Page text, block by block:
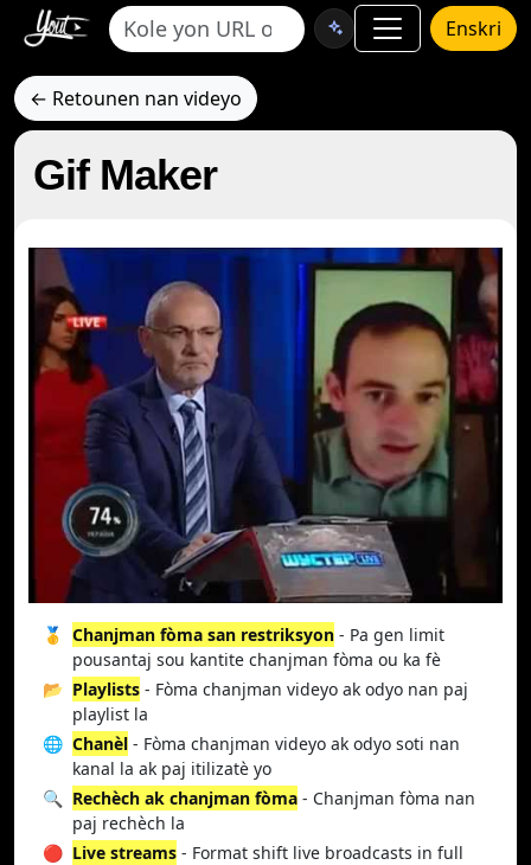
Enskri
← Retounen nan videyo
Gif Maker
🥇 Chanjman fòma san restriksyon - Pa gen limit
pousantaj sou kantite chanjman fòma ou ka fè
📂 Playlists - Fòma chanjman videyo ak odyo nan paj
playlist la
🌐 Chanèl - Fòma chanjman videyo ak odyo soti nan
kanal la ak paj itilizatè yo
🔍 Rechèch ak chanjman fòma - Chanjman fòma nan
paj rechèch la
🔴 Live streams - Format shift live broadcasts in full